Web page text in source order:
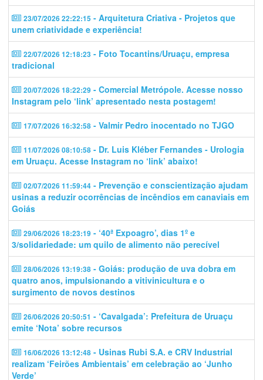
23/07/2026 22:22:15 - Arquitetura Criativa - Projetos que
unem criatividade e experiência!
22/07/2026 12:18:23 - Foto Tocantins/Uruaçu, empresa
tradicional
20/07/2026 18:22:29 - Comercial Metrópole. Acesse nosso
Instagram pelo ‘link’ apresentado nesta postagem!
17/07/2026 16:32:58 - Valmir Pedro inocentado no TJGO
11/07/2026 08:10:58 - Dr. Luis Kléber Fernandes - Urologia
em Uruaçu. Acesse Instagram no ‘link’ abaixo!
02/07/2026 11:59:44 - Prevenção e conscientização ajudam
usinas a reduzir ocorrências de incêndios em canaviais em
Goiás
29/06/2026 18:23:19 - ‘40ª Expoagro’, dias 1º e
3/solidariedade: um quilo de alimento não perecível
28/06/2026 13:19:38 - Goiás: produção de uva dobra em
quatro anos, impulsionando a vitivinicultura e o
surgimento de novos destinos
26/06/2026 20:50:51 - ‘Cavalgada’: Prefeitura de Uruaçu
emite ‘Nota’ sobre recursos
16/06/2026 13:12:48 - Usinas Rubi S.A. e CRV Industrial
realizam ‘Feirões Ambientais’ em celebração ao ‘Junho
Verde’